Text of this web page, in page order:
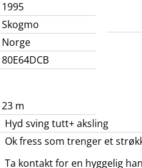
1995
Skogmo
Norge
80E64DCB
23 m
Hyd sving tutt+ aksling
Ok fress som trenger et
Ta kontakt for en hyggelig